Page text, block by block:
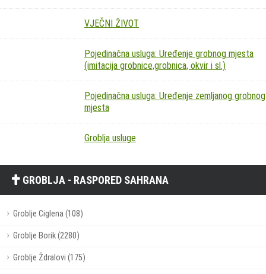
VJEČNI ŽIVOT
Pojedinačna usluga: Uređenje grobnog mjesta
(imitacija grobnice,grobnica, okvir i sl.)
Pojedinačna usluga: Uređenje zemljanog grobnog
mjesta
Groblja usluge
GROBLJA - RASPORED SAHRANA
Groblje Ciglena (108)
Groblje Borik (2280)
Groblje Ždralovi (175)